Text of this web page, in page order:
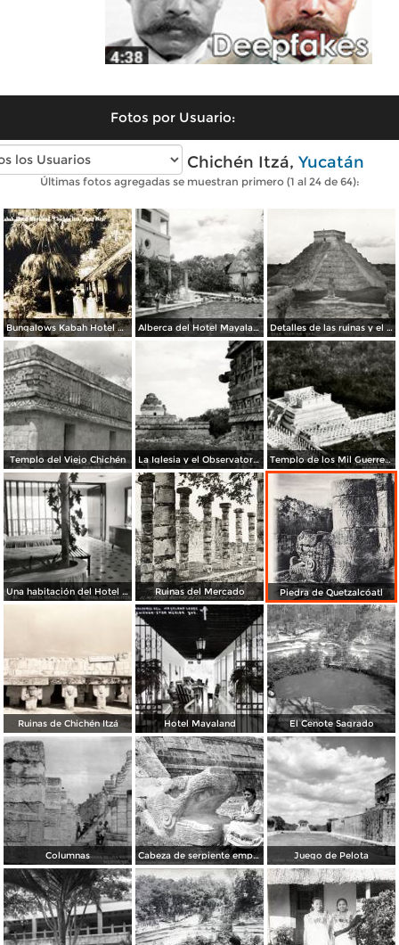
Fotos por Usuario:
Fotos antiguas de Chichén Itzá, Yucatán
Últimas fotos agregadas se muestran primero (1 al 24 de 64):
Bungalows Kabah Hotel Mayaland. Alberca del Hotel Mayaland Detalles de las ruinas y el castillo
Templo del Viejo Chichén La Iglesia y el Observatorio Templo de los Mil Guerreros
Una habitación del Hotel Mayaland Ruinas del Mercado Piedra de Quetzalcóatl
Ruinas de Chichén Itzá Hotel Mayaland El Cenote Sagrado
Columnas Cabeza de serpiente emplumada (Quetzalcóatl) Juego de Pelota